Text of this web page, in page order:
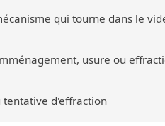
qui tourne dans le
usure ou
tentative d'effraction